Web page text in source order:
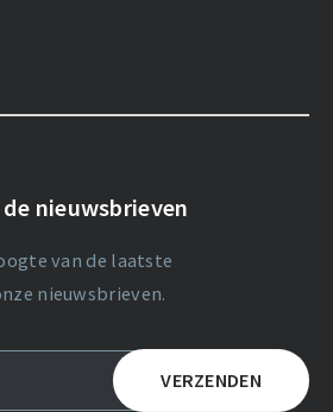
nieuwsbrieven
van de laatste
nieuwsbrieven.